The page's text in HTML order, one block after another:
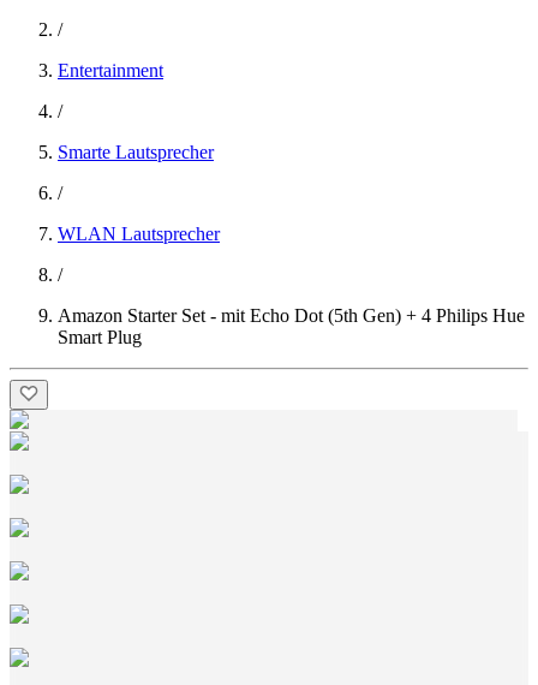
/
Entertainment
/
Smarte Lautsprecher
/
WLAN Lautsprecher
/
Amazon Starter Set - mit Echo Dot (5th Gen) + 4 Philips Hue
Smart Plug